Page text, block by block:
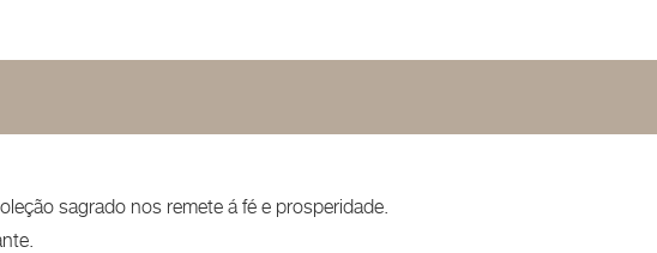
sagrado nos remete á fé e prosperidade.